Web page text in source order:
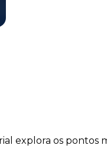
explora os pontos